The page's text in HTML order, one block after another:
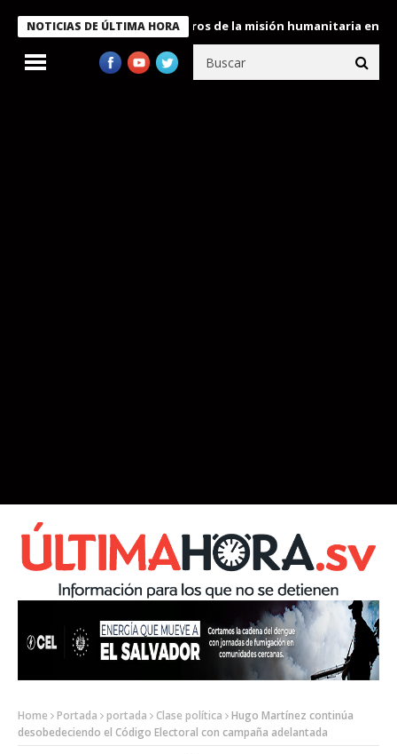
NOTICIAS DE ÚLTIMA HORA
Bukele condecora a miembros de la misión humanitaria enviada
Home Portada portada Clase política
Hugo Martínez continúa
desobedeciendo el Código Electoral con campaña adelantada